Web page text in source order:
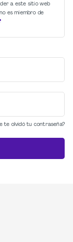
a este sitio web
es miembro de
te olvidó tu contraseña?